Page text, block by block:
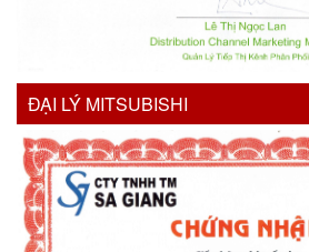
ĐẠI LÝ MITSUBISHI